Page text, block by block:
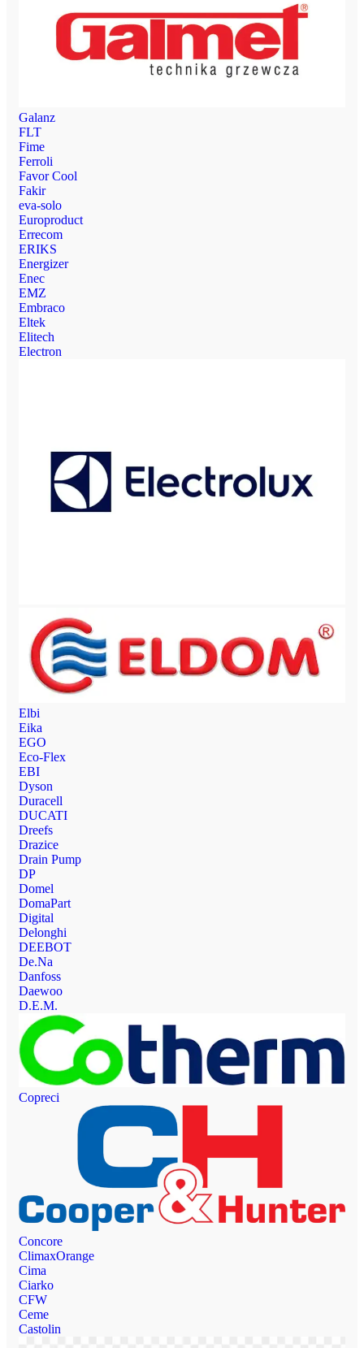
Galanz
FLT
Fime
Ferroli
Favor Cool
Fakir
eva-solo
Europroduct
Errecom
ERIKS
Energizer
Enec
EMZ
Embraco
Eltek
Elitech
Electron
Elbi
Eika
EGO
Eco-Flex
EBI
Dyson
Duracell
DUCATI
Dreefs
Drazice
Drain Pump
DP
Domel
DomaPart
Digital
Delonghi
DEEBOT
De.Na
Danfoss
Daewoo
D.E.M.
Copreci
Concore
ClimaxOrange
Cima
Ciarko
CFW
Ceme
Castolin